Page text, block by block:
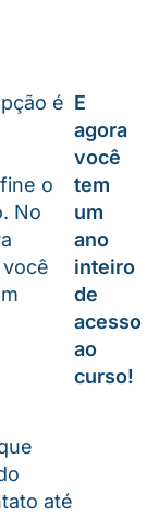
é
o
No
até
E
agora
você
tem
um
ano
inteiro
de
acesso
ao
curso!